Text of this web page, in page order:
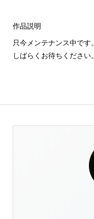
作品説明
只今メンテナンス中です。
しばらくお待ちください。